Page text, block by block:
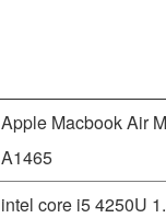
Apple Macbook Air
A1465
intel core i5 4250U